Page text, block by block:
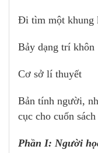
Đi tìm một khung
Bảy dạng trí khôn
Cơ sở lí thuyết
Bản tính người,
cục cho cuốn
Phần I: Người